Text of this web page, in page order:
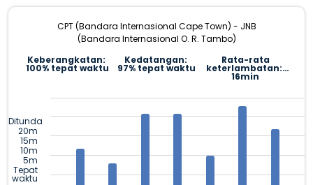
CPT (Bandara Internasional Cape Town) - JNB
(Bandara Internasional O. R. Tambo)
Keberangkatan:
100% tepat waktu
Kedatangan:
97% tepat waktu
Rata-rata
keterlambatan:
16min
Ditunda
20m
15m
10m
5m
Tepat
waktu